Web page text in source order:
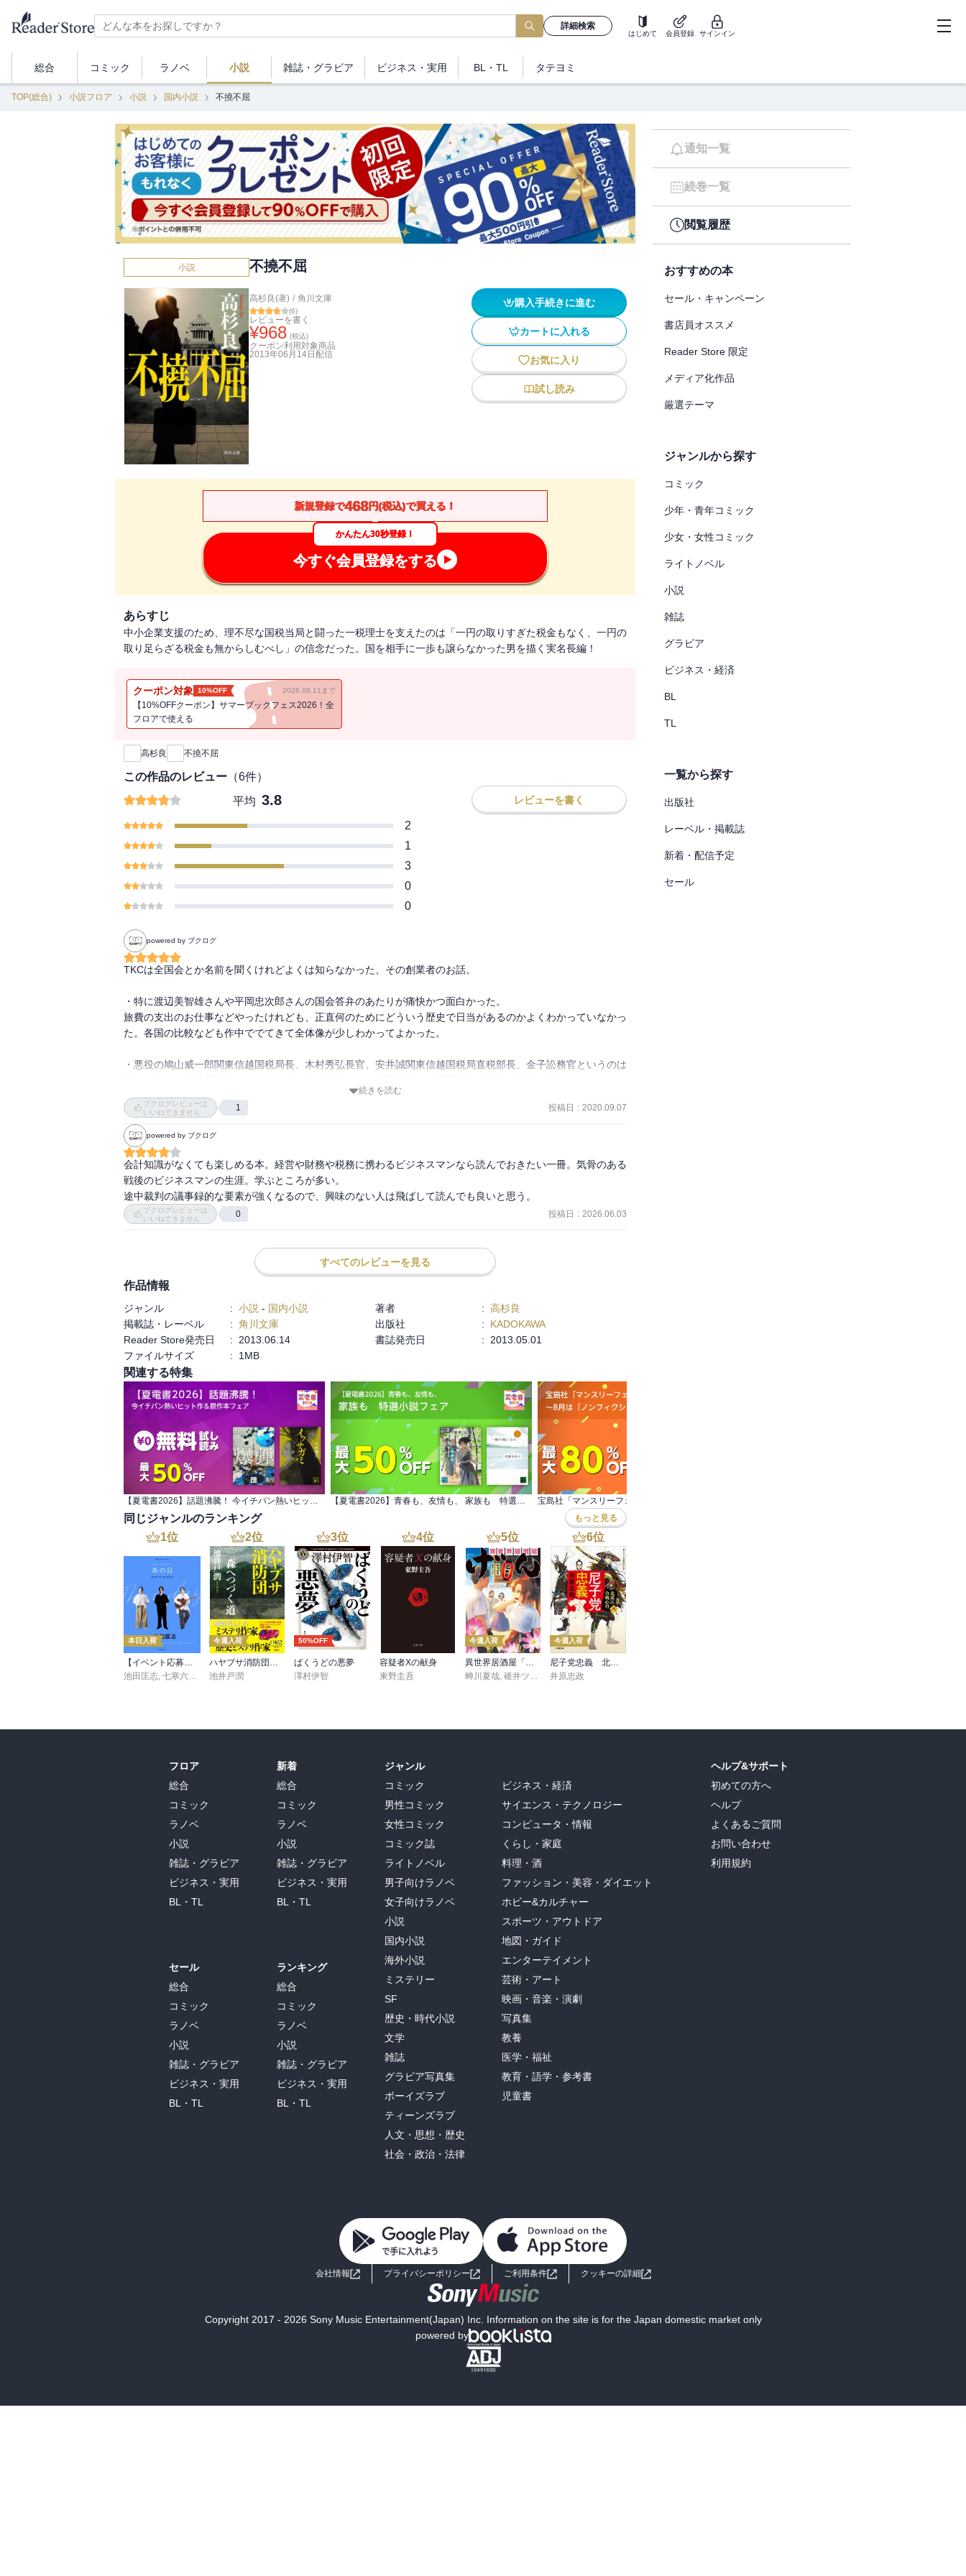
詳細検索
はじめて 会員登録 サインイン
総合 コミック ラノベ 小説 雑誌・ グラビア ビジネス ・実用 BL・TL タテヨミ
TOP(総合) 小説フロア 小説 国内小説 不撓不屈
小説 不撓不屈
高杉良(著) / 角川文庫
(6)
レビューを書く
¥968 (税込)
クーポン利用対象商品
2013年06月14日 配信
購入手続きに進む
カートに入れる
お気に入り
試し読み
新規登録で468円(税込)で買える！
かんたん30秒登録！
今すぐ会員登録をする
あらすじ
中小企業支援のため、理不尽な国税当局と闘った一税理士を支えたのは「一円の取りすぎた税金もなく、一円の
取り足らざる税金も無からしむべし」の信念だった。国を相手に一歩も譲らなかった男を描く実名長編！
クーポン対象 10%OFF 2026.08.11まで
【10%OFFクーポン】サマーブックフェス2026！全
フロアで使える
新刊通知
高杉良 不撓不屈
この作品のレビュー （6件）
平均 3.8 レビューを書く
2
1
3
0
0
powered by ブクログ
TKCは全国会とか名前を聞くけれどよくは知らなかった、その創業者のお話。
・特に渡辺美智雄さんや平岡忠次郎さんの国会答弁のあたりが痛快かつ面白かった。
旅費の支出のお仕事などやったけれども、正直何のためにどういう歴史で日当があるのかよくわかっていなかっ
た。各国の比較なども作中ででてきて全体像が少しわかってよかった。
・悪役の鳩山威一郎関東信越国税局長、木村秀弘長官、安井誠関東信越国税局直税部長、金子訟務官というのは
ら、面白い。勧善懲悪は苦手だけれど国家権力はこわいなあとおもう。
学生のとき、歴史や刑法の授業で、いかに民が人権の脅威にさらされてきたか、それがほんの少しずつ、無数の
人々の努力によって革命や判例で打ち勝ってきたか。尊属殺人、自白...。過去の蓄積に感謝しつつ、自分の身を
守るために勉強したい。そして自分が立場が強くなった時(親になった、上司になった)には、よくよく己を律し
て気をつけなければならない。
自分たちの身を守るためには？勉強・相手を立てる態度・むやみに喧嘩しないなど、色々な手を使う必要があり
そう。
・主人公の飯塚氏は、悪衣悪食を恥じず(論語。学問の道を志しながら粗末な衣服や食事に甘んじる事を恥じる
自利利他(仏教用語。「利他」のまっただ中に「自利」を覚知すること。→自分の利益とは、他人の利益を実現
することにある)の精神で生きた立派な方。
自分はグレーはわりと好む性格だし、こんなに清廉潔白にはなれないけれど。
消費を美徳とする風潮が苦手なので、非常に共感できる。
・長男に社長を譲るシーンで、刀を授けて、経営に失敗したらこの刀で腹を切るのだと言ったのがかっこ良すぎ
続きを読む
ブクログレビューは
いいねできません
1 投稿日 : 2020.09.07
powered by ブクログ
会計知識がなくても楽しめる本。経営や財務や税務に携わるビジネスマンなら読んでおきたい一冊。気骨のある
戦後のビジネスマンの生涯。学ぶところが多い。
途中裁判の議事録的な要素が強くなるので、興味のない人は飛ばして読んでも良いと思う。
ブクログレビューは
いいねできません
0 投稿日 : 2026.06.03
すべてのレビューを見る
作品情報
ジャンル : 小説 - 国内小説 著者 : 高杉良
掲載誌・レーベル
: 角川文庫 出版社 :
KADOKAWA
Reader Store発売日
: 2013.06.14 書誌発売日 :
2013.05.01
ファイルサイズ
: 1MB
関連する特集
【夏電書2026】話題沸騰！ 今イチバン熱いヒット作＆原作本フェア 【夏電書2026】青春も、友情も、 家族も 特選小説フェア
同じジャンルのランキング もっと見る
1位
本日入荷
【イベント応募シリアルコード付】池田匡志出演・オーディオフォトブック「あの日」SPECIAL EDITION（音声／動画付）
池田匡志, 七寒六温 konoko58,
2位
今週入荷
ハヤブサ消防団 森へつづく道
池井戸潤
3位
50%OFF
ばくうどの悪夢
澤村伊智
4位
容疑者Xの献身
東野圭吾
5位
今週入荷
異世界居酒屋「げん」三杯目
蝉川夏哉, 碓井ツカサ
6位
今週入荷
尼子党忠義 北近江合戦心得〈八〉
井原忠政
通知一覧
続巻一覧
閲覧履歴
おすすめの本
セール・キャンペーン
書店員オススメ
Reader Store 限定
メディア化作品
厳選テーマ
ジャンルから探す
コミック
少年・青年コミック
少女・女性コミック
ライトノベル
小説
雑誌
グラビア
ビジネス・経済
BL
TL
一覧から探す
出版社
レーベル・掲載誌
新着・配信予定
セール
フロア
総合
コミック
ラノベ
小説
雑誌・グラビア
ビジネス・実用
BL・TL
セール
総合
コミック
ラノベ
小説
雑誌・グラビア
ビジネス・実用
BL・TL
新着
総合
コミック
ラノベ
小説
雑誌・グラビア
ビジネス・実用
BL・TL
ランキング
総合
コミック
ラノベ
小説
雑誌・グラビア
ビジネス・実用
BL・TL
ジャンル
コミック
男性コミック
女性コミック
コミック誌
ライトノベル
男子向けラノベ
女子向けラノベ
小説
国内小説
海外小説
ミステリー
SF
歴史・時代小説
文学
雑誌
グラビア写真集
ボーイズラブ
ティーンズラブ
人文・思想・歴史
社会・政治・法律
ビジネス・経済
サイエンス・テクノロジー
コンピュータ・情報
くらし・家庭
料理・酒
ファッション・美容・ダイエット
ホビー&カルチャー
スポーツ・アウトドア
地図・ガイド
エンターテイメント
芸術・アート
映画・音楽・演劇
写真集
教養
医学・福祉
教育・語学・参考書
児童書
ヘルプ&サポート
初めての方へ
ヘルプ
よくあるご質問
お問い合わせ
利用規約
会社情報 プライバシーポリシー ご利用条件 クッキーの詳細
Copyright 2017 - 2026 Sony Music Entertainment(Japan) Inc. Information on the site is for the Japan domestic market only
powered by